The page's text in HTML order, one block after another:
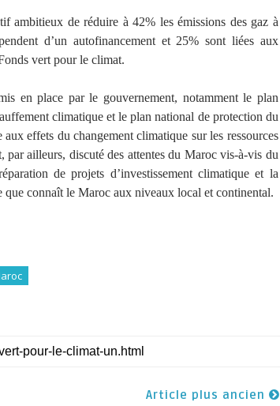
ambitieux de réduire à 42% les émissions des gaz à
d’un autofinancement et 25% sont liées aux
vert pour le climat.
en place par le gouvernement, notamment le plan
climatique et le plan national de protection du
effets du changement climatique sur les ressources
par ailleurs, discuté des attentes du Maroc vis-à-vis du
de projets d’investissement climatique et la
connaît le Maroc aux niveaux local et continental.
Article plus ancien